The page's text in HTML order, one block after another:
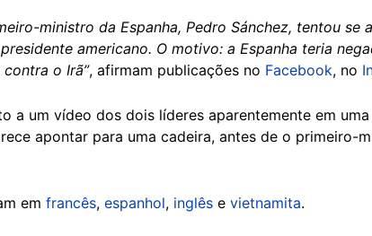
ministro da Espanha, Pedro Sánchez, tentou se
americano. O motivo: a Espanha teria
o Irã”, afirmam publicações no Facebook, no
a um vídeo dos dois líderes aparentemente em
apontar para uma cadeira, antes de o primeiro-
em francês, espanhol, inglês e vietnamita.